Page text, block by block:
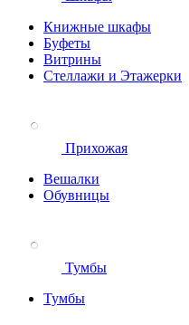
Книжные шкафы
Буфеты
Витрины
Стеллажи и Этажерки
Прихожая
Вешалки
Обувницы
Тумбы
Тумбы